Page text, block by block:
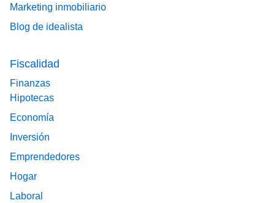
Marketing inmobiliario
Blog de idealista
Fiscalidad
Finanzas
Hipotecas
Economía
Inversión
Emprendedores
Hogar
Laboral